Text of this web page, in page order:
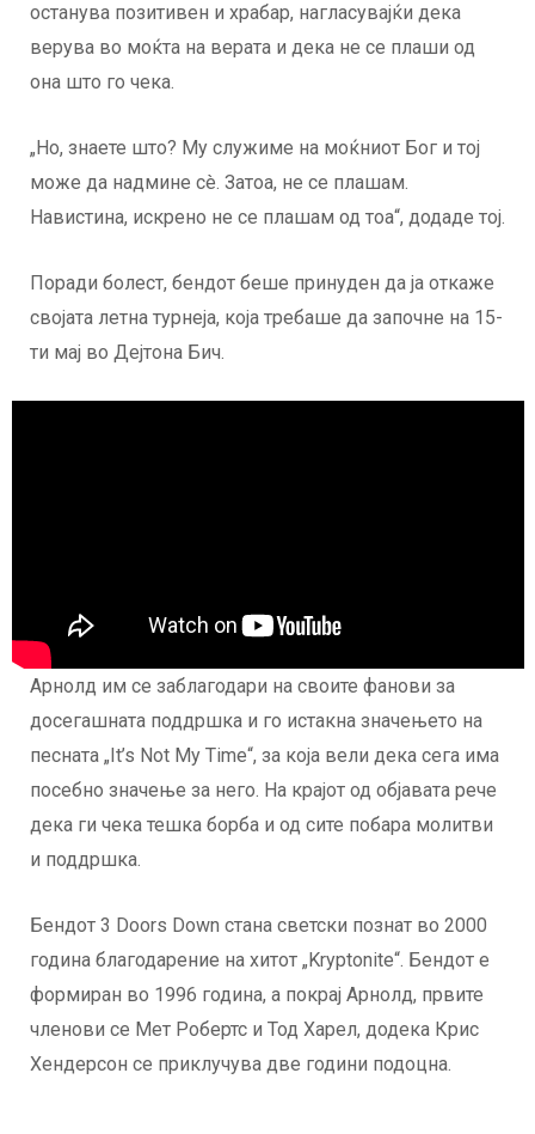
останува позитивен и храбар, нагласувајќи дека
верува во моќта на верата и дека не се плаши од
она што го чека.
„Но, знаете што? Му служиме на моќниот Бог и тој
може да надмине сè. Затоа, не се плашам.
Навистина, искрено не се плашам од тоа“, додаде тој.
Поради болест, бендот беше принуден да ја откаже
својата летна турнеја, која требаше да започне на 15-
ти мај во Дејтона Бич.
Арнолд им се заблагодари на своите фанови за
досегашната поддршка и го истакна значењето на
песната „It’s Not My Time“, за која вели дека сега има
посебно значење за него. На крајот од објавата рече
дека ги чека тешка борба и од сите побара молитви
и поддршка.
Бендот 3 Doors Down стана светски познат во 2000
година благодарение на хитот „Kryptonite“. Бендот е
формиран во 1996 година, а покрај Арнолд, првите
членови се Мет Робертс и Тод Харел, додека Крис
Хендерсон се приклучува две години подоцна.